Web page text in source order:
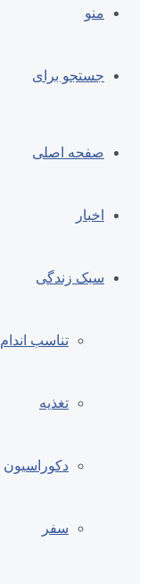
منو
جستجو برای
صفحه اصلی
اخبار
سبک زندگی
تناسب اندام
تغذیه
دکوراسیون
سفر